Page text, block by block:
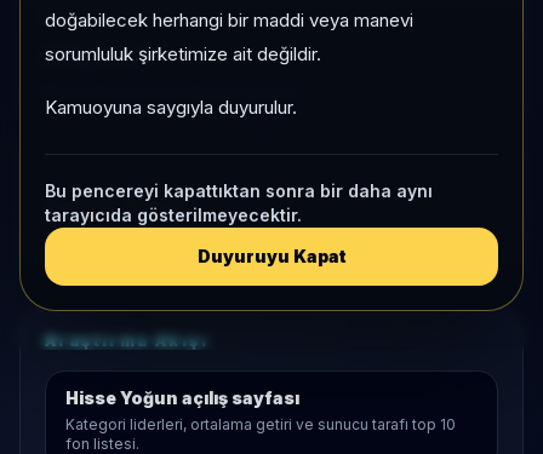
doğabilecek herhangi bir maddi veya manevi
sorumluluk şirketimize ait değildir.
Kamuoyuna saygıyla duyurulur.
Bu pencereyi kapattıktan sonra bir daha aynı
tarayıcıda gösterilmeyecektir.
Duyuruyu Kapat
KATEGORI KONUMU
411/450
Aktif KAP
1 ay net akış
Araştırma Akışı
Hisse Yoğun açılış sayfası
Kategori liderleri, ortalama getiri ve sunucu tarafı top 10
fon listesi.